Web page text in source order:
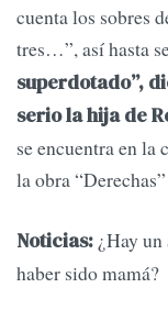
cuenta los sobres
tres…”, así hasta
superdotado”,
serio la hija de
se encuentra en la
la obra
Noticias: ¿Hay
haber sido mamá?